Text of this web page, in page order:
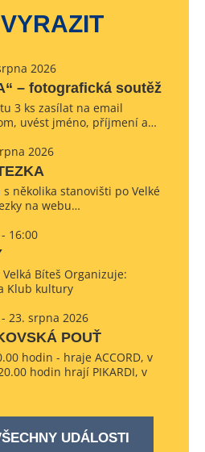
2026
– fotografická soutěž
3 ks zasílat na email
uvést jméno, příjmení a…
2026
několika stanovišti po Velké
na webu…
16:00
Bíteš Organizuje:
Klub kultury
23. srpna 2026
POUŤ
hodin - hraje ACCORD, v
hodin hrají PIKARDI, v
UDÁLOSTI